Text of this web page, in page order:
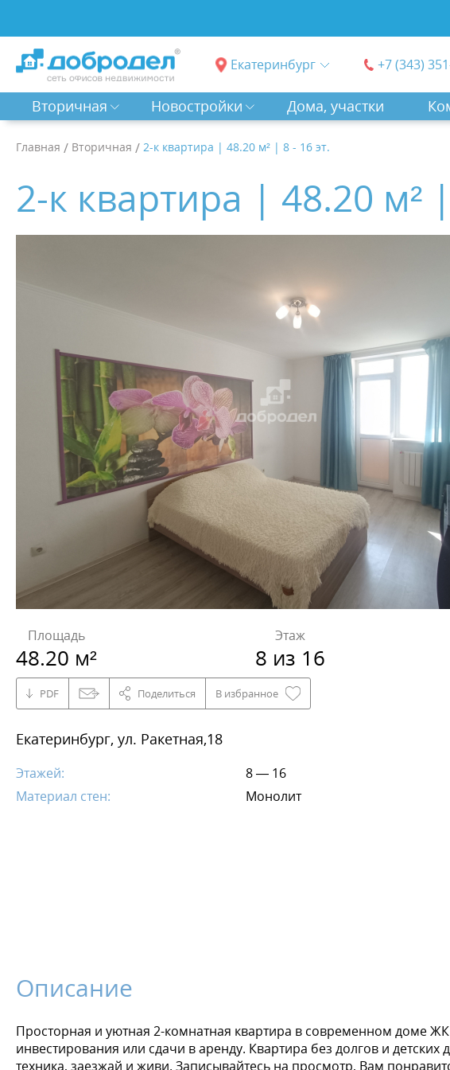
Екатеринбург +7 (343)
Вторичная Новостройки Дома, участки
Главная / Вторичная / 2-к квартира | 48.20 м² | 8 - 16 эт.
2-к квартира | 48.20 м²
Площадь
48.20 м²
Этаж
8 из 16
PDF Поделиться В избранное
Екатеринбург, ул. Ракетная,18
Этажей:
8 — 16
Материал стен:
Монолит
Описание
Просторная и уютная 2-комнатная квартира в современном доме
инвестирования или сдачи в аренду. Квартира без долгов и
техника, заезжай и живи. Записывайтесь на просмотр, Вам